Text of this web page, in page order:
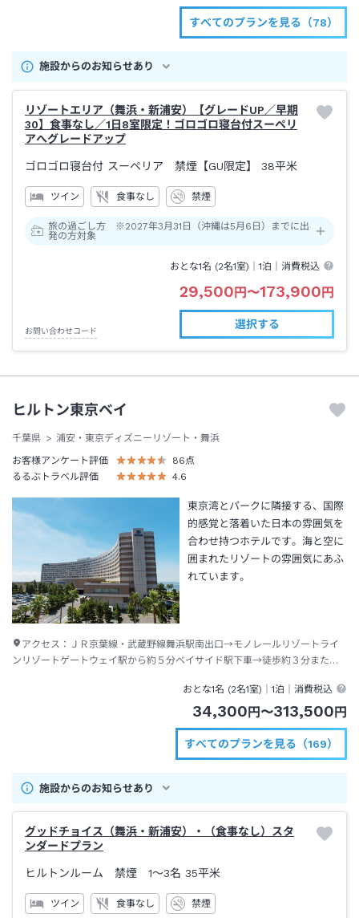
すべてのプランを見る（78）
施設からのお知らせあり
リゾートエリア（舞浜・新浦安）【グレードUP／早期
30】食事なし／1日8室限定！ゴロゴロ寝台付スーペリ
アへグレードアップ
ゴロゴロ寝台付 スーペリア 禁煙【GU限定】 38平米
ツイン 食事なし 禁煙
旅の過ごし方 ※2027年3月31日（沖縄は5月6日）までに出
発の方対象
おとな1名 (2名1室)｜1泊 ｜消費税込
29,500円〜173,900円
お問い合わせコード
選択する
ヒルトン東京ベイ
千葉県
浦安・東京ディズニーリゾート・舞浜
お客様アンケート評価
86点
るるぶトラベル評価
4.6
東京湾とパークに隣接する、国際
的感覚と落着いた日本の雰囲気を
合わせ持つホテルです。海と空に
囲まれたリゾートの雰囲気にあふ
れています。
アクセス： ＪＲ京葉線・武蔵野線舞浜駅南出口→モノレールリゾートライ
ンリゾートゲートウェイ駅から約５分ベイサイド駅下車→徒歩約３分または
おとな1名 (2名1室)｜1泊 ｜消費税込
34,300円〜313,500円
すべてのプランを見る（169）
施設からのお知らせあり
グッドチョイス（舞浜・新浦安）・（食事なし）スタ
ンダードプラン
ヒルトンルーム 禁煙 1～3名 35平米
ツイン 食事なし 禁煙